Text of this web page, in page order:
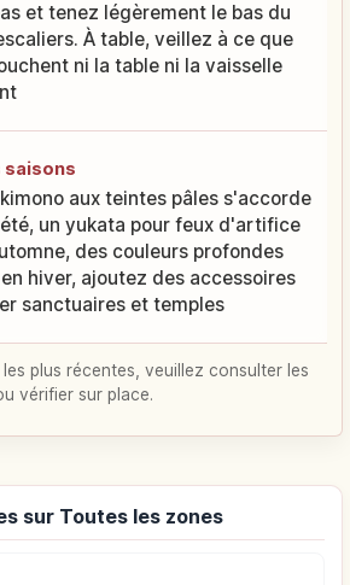
et tenez légèrement le bas du
À table, veillez à ce que
ni la table ni la vaisselle
saisons
aux teintes pâles s'accorde
un yukata pour feux d'artifice
des couleurs profondes
hiver, ajoutez des accessoires
sanctuaires et temples
plus récentes, veuillez consulter les
vérifier sur place.
sur Toutes les zones